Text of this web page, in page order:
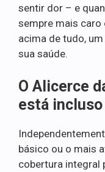
sentir dor – e
sempre mais caro
acima de tudo,
sua saúde.
O Alicerce
está incluso
básico ou o mais
cobertura integral